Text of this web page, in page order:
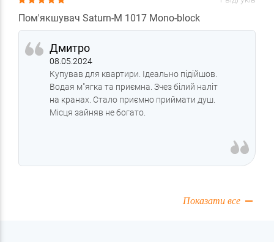
Пом'якшувач Saturn-M 1017 Mono-block
Дмитро
08.05.2024
Купував для квартири. Ідеально підійшов.
Водая м"ягка та приємна. Зчез білий наліт
на кранах. Стало приємно приймати душ.
Місця зайняв не богато.
Показати все